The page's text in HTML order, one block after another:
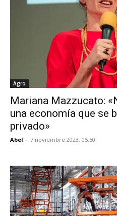
Agro
Mariana Mazzucato:
una economía que se
privado»
Abel - 7 noviembre 2023, 05:50